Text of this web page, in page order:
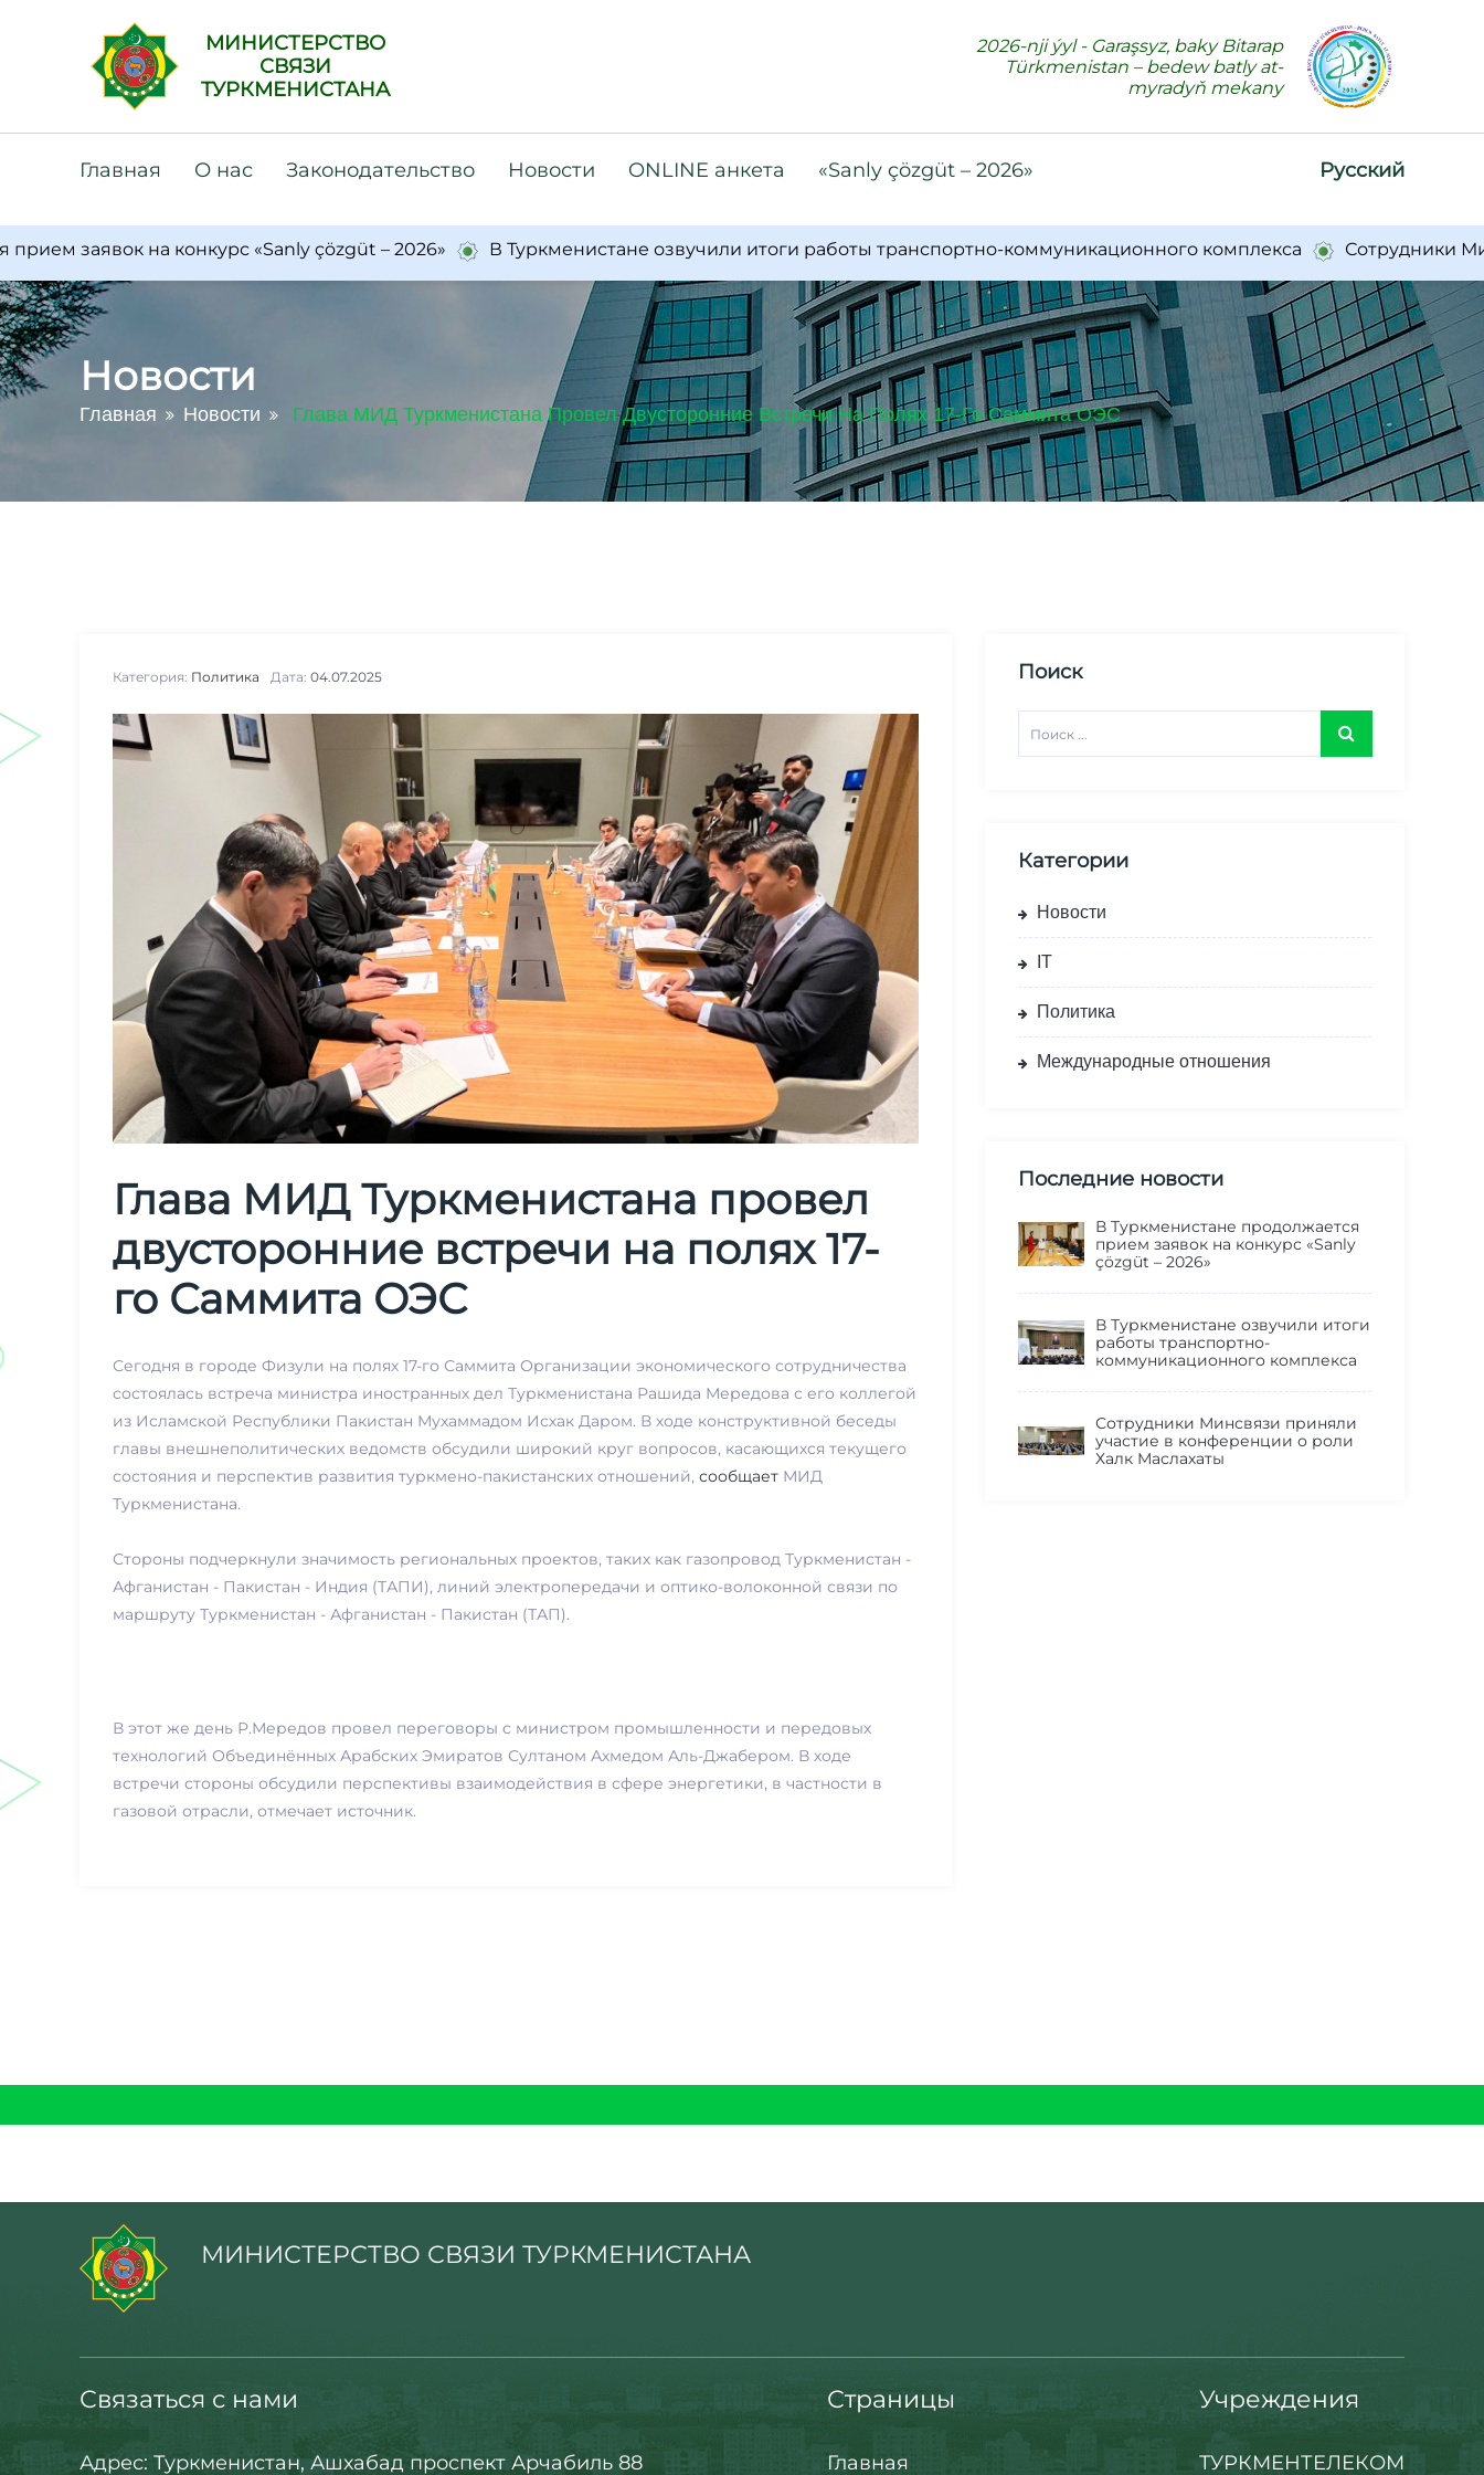
МИНИСТЕРСТВО
СВЯЗИ
ТУРКМЕНИСТАНА
2026-nji ýyl - Garaşsyz, baky Bitarap
Türkmenistan – bedew batly at-
myradyň mekany
Главная О нас Законодательство Новости ONLINE анкета «Sanly çözgüt – 2026» Русский
на конкурс «Sanly çözgüt – 2026» В Туркменистане озвучили итоги работы транспортно-коммуникационного комплекса Сотрудники
Новости
Главная Новости Глава МИД Туркменистана Провел Двусторонние Встречи На Полях 17-Го Саммита ОЭС
Категория: Политика Дата: 04.07.2025
Глава МИД Туркменистана провел
двусторонние встречи на полях 17-
го Саммита ОЭС
Сегодня в городе Физули на полях 17-го Саммита Организации экономического сотрудничества
состоялась встреча министра иностранных дел Туркменистана Рашида Мередова с его коллегой
из Исламской Республики Пакистан Мухаммадом Исхак Даром. В ходе конструктивной беседы
главы внешнеполитических ведомств обсудили широкий круг вопросов, касающихся текущего
состояния и перспектив развития туркмено-пакистанских отношений, сообщает МИД
Туркменистана.
Стороны подчеркнули значимость региональных проектов, таких как газопровод Туркменистан -
Афганистан - Пакистан - Индия (ТАПИ), линий электропередачи и оптико-волоконной связи по
маршруту Туркменистан - Афганистан - Пакистан (ТАП).
В этот же день Р.Мередов провел переговоры с министром промышленности и передовых
технологий Объединённых Арабских Эмиратов Султаном Ахмедом Аль-Джабером. В ходе
встречи стороны обсудили перспективы взаимодействия в сфере энергетики, в частности в
газовой отрасли, отмечает источник.
Поиск
Категории
Новости
IT
Политика
Международные отношения
Последние новости
В Туркменистане продолжается
прием заявок на конкурс «Sanly
çözgüt – 2026»
В Туркменистане озвучили итоги
работы транспортно-
коммуникационного комплекса
Сотрудники Минсвязи приняли
участие в конференции о роли
Халк Маслахаты
МИНИСТЕРСТВО СВЯЗИ ТУРКМЕНИСТАНА
Связаться с нами
Адрес: Туркменистан, Ашхабад проспект Арчабиль 88
Страницы
Главная
Учреждения
ТУРКМЕНТЕЛЕКОМ